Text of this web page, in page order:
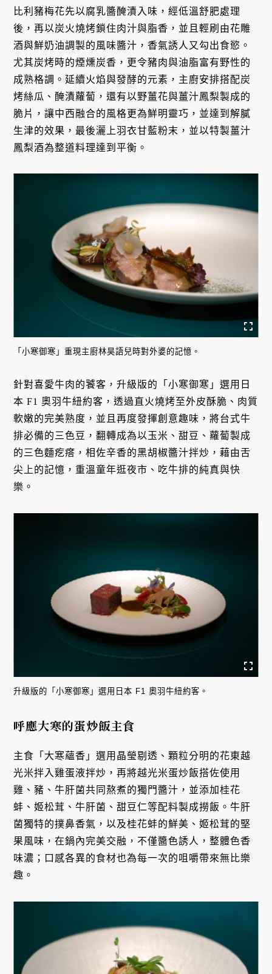
比利豬梅花先以腐乳醬醃漬入味，經低溫舒肥處理
後，再以炭火燒烤鎖住肉汁與脂香，並且輕刷由花雕
酒與鮮奶油調製的風味醬汁，香氣誘人又勾出食慾。
尤其炭烤時的煙燻炭香，更令豬肉與油脂富有野性的
成熟格調。延續火焰與發酵的元素，主廚安排搭配炭
烤絲瓜、醃漬蘿蔔，還有以野薑花與薑汁鳳梨製成的
脆片，讓中西融合的風格更為鮮明靈巧，並達到解膩
生津的效果，最後灑上羽衣甘藍粉末，並以特製薑汁
鳳梨酒為整道料理達到平衡。
「小寒御寒」重現主廚林昊語兒時對外婆的記憶。
針對喜愛牛肉的饕客，升級版的「小寒御寒」選用日
本 F1 奧羽牛紐約客，透過直火燒烤至外皮酥脆、肉質
軟嫩的完美熟度，並且再度發揮創意趣味，將台式牛
排必備的三色豆，翻轉成為以玉米、甜豆、蘿蔔製成
的三色麵疙瘩，相佐辛香的黑胡椒醬汁拌炒，藉由舌
尖上的記憶，重溫童年逛夜市、吃牛排的純真與快
樂。
升級版的「小寒御寒」選用日本 F1 奧羽牛紐約客。
呼應大寒的蛋炒飯主食
主食「大寒蘊香」選用晶瑩剔透、顆粒分明的花東越
光米拌入雞蛋液拌炒，再將越光米蛋炒飯搭佐使用
雞、豬、牛肝菌共同熬煮的獨門醬汁，並添加桂花
蚌、姬松茸、牛肝菌、甜豆仁等配料製成撈飯。牛肝
菌獨特的撲鼻香氣，以及桂花蚌的鮮美、姬松茸的堅
果風味，在鍋內完美交融，不僅醬色誘人，整體色香
味濃；口感各異的食材也為每一次的咀嚼帶來無比樂
趣。